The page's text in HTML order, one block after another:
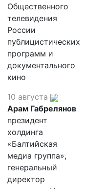
Общественного
телевидения
России
публицистических
программ и
документального
кино
10 августа
Арам Габрелянов
президент
холдинга
«Балтийская
медиа группа»,
генеральный
директор